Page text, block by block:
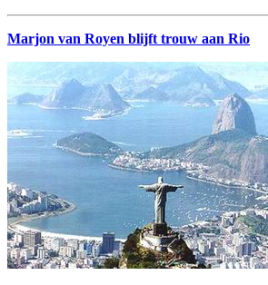
Marjon van Royen blijft trouw aan Rio